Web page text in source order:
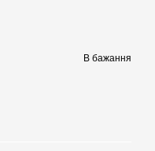
В бажання